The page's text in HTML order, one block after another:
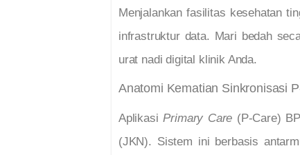
Menjalankan fasilitas kesehatan
infrastruktur data. Mari bedah
urat nadi digital klinik Anda.
Anatomi Kematian Sinkronisasi
AplikasiPrimary Care (P-Care)
(JKN). Sistem ini berbasis